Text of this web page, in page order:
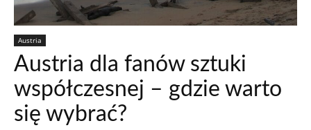
Austria
Austria dla fanów sztuki
współczesnej – gdzie warto
się wybrać?